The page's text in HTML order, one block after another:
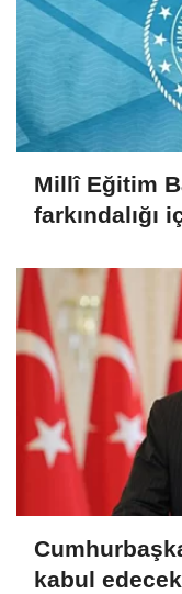
Millî Eğitim
farkındalığı
kabul edecek